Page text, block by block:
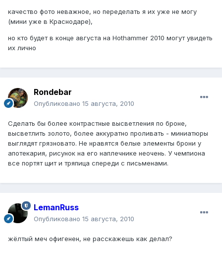
качество фото неважное, но переделать я их уже не могу
(мини уже в Краснодаре),
но кто будет в конце августа на Hothammer 2010 могут увидеть
их лично
Rondebar
Опубликовано 15 августа, 2010
Сделать бы более контрастные высветления по броне,
высветлить золото, более аккуратно проливать - миниатюры
выглядят грязновато. Не нравятся белые элементы брони у
апотекария, рисунок на его наплечнике неочень. У чемпиона
все портят щит и тряпица спереди с письменами.
LemanRuss
Опубликовано 15 августа, 2010
жёлтый меч офигенен, не расскажешь как делал?